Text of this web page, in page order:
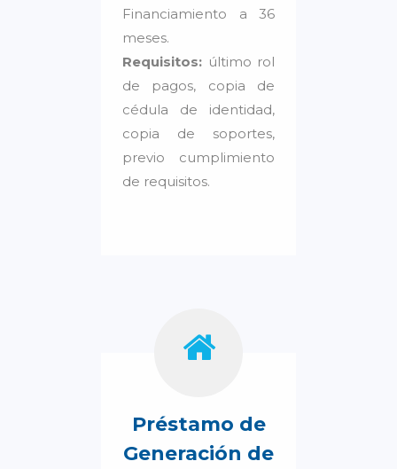
Financiamiento a 36
meses.
Requisitos: último rol
de pagos, copia de
cédula de identidad,
copia de soportes,
previo cumplimiento
de requisitos.
Préstamo de
Generación de